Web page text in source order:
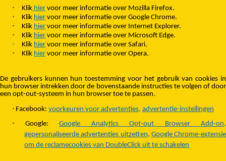
· Klik hier voor meer informatie over Mozilla Firefox.
· Klik hier voor meer informatie over Google Chrome.
· Klik hier voor meer informatie over Internet Explorer.
· Klik hier voor meer informatie over Microsoft Edge.
· Klik hier voor meer informatie over Safari.
· Klik hier voor meer informatie over Opera.
De gebruikers kunnen hun toestemming voor het gebruik van cookies in
hun browser intrekken door de bovenstaande instructies te volgen of door
een opt-out-systeem in hun browser toe te passen.
· Facebook: voorkeuren voor advertenties, advertentie-instellingen
· Google: Google Analytics Opt-out Browser Add-on,
gepersonaliseerde advertenties uitzetten, Google Chrome-extensie
om de reclamecookies van DoubleClick uit te schakelen